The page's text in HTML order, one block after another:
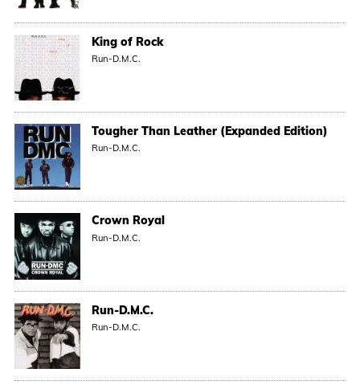
King of Rock
Run-D.M.C.
Tougher Than Leather (Expanded Edition)
Run-D.M.C.
Crown Royal
Run-D.M.C.
Run-D.M.C.
Run-D.M.C.